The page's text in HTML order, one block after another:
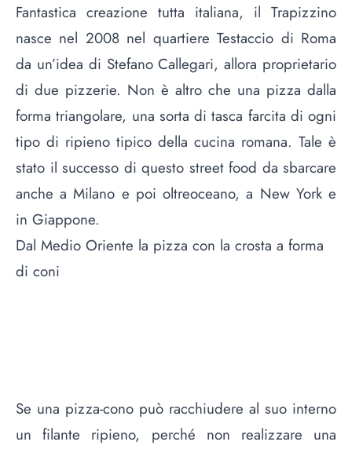
Fantastica creazione tutta italiana, il Trapizzino
nasce nel 2008 nel quartiere Testaccio di Roma
da un’idea di Stefano Callegari, allora proprietario
di due pizzerie. Non è altro che una pizza dalla
forma triangolare, una sorta di tasca farcita di ogni
tipo di ripieno tipico della cucina romana. Tale è
stato il successo di questo street food da sbarcare
anche a Milano e poi oltreoceano, a New York e
in Giappone.
Dal Medio Oriente la pizza con la crosta a forma
di coni
Se una pizza-cono può racchiudere al suo interno
un filante ripieno, perché non realizzare una